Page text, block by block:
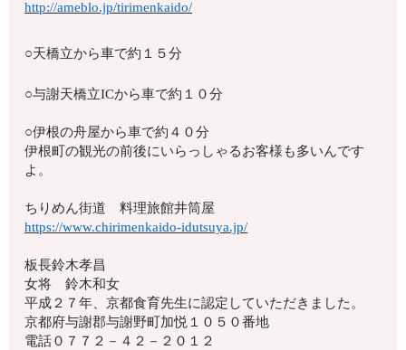
http://ameblo.jp/tirimenkaido/
○天橋立から車で約１５分
○与謝天橋立ICから車で約１０分
○伊根の舟屋から車で約４０分
伊根町の観光の前後にいらっしゃるお客様も多いんです
よ。
ちりめん街道 料理旅館井筒屋
https://www.chirimenkaido-idutsuya.jp/
板長鈴木孝昌
女将 鈴木和女
平成２７年、京都食育先生に認定していただきました。
京都府与謝郡与謝野町加悦１０５０番地
電話０７７２－４２－２０１２